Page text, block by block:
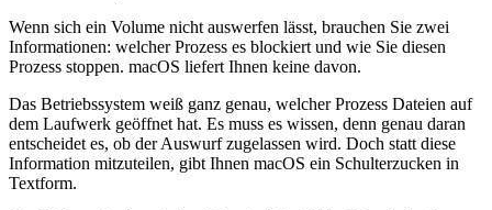
Wenn sich ein Volume nicht auswerfen lässt, brauchen Sie zwei
Informationen: welcher Prozess es blockiert und wie Sie diesen
Prozess stoppen. macOS liefert Ihnen keine davon.
Das Betriebssystem weiß ganz genau, welcher Prozess Dateien auf
dem Laufwerk geöffnet hat. Es muss es wissen, denn genau daran
entscheidet es, ob der Auswurf zugelassen wird. Doch statt diese
Information mitzuteilen, gibt Ihnen macOS ein Schulterzucken in
Textform.